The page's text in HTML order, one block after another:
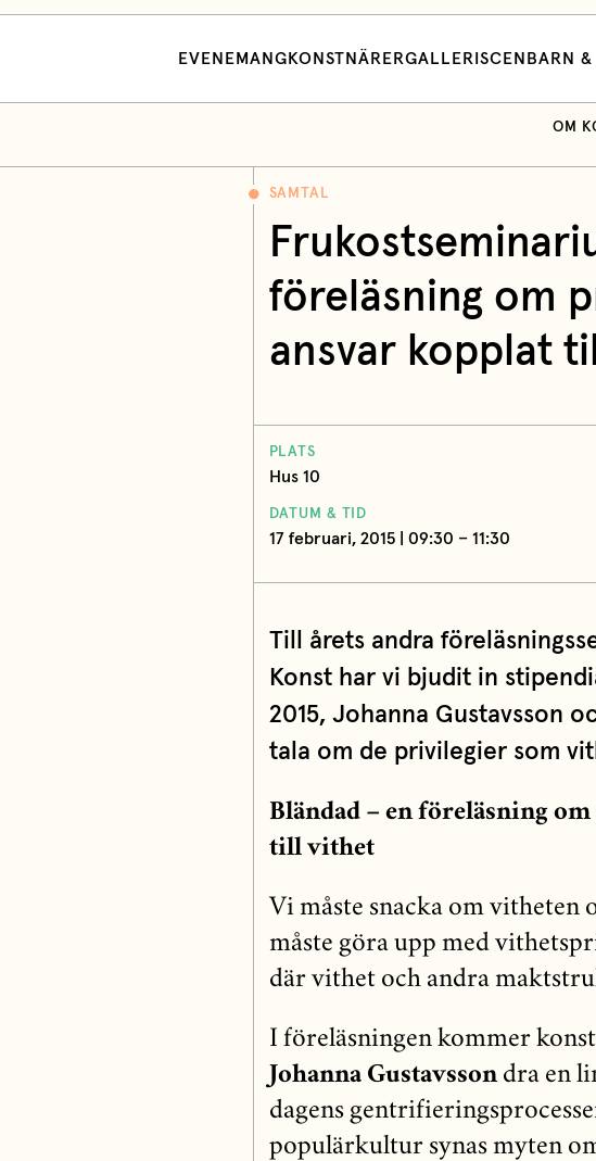
EVENEMANG KONSTNÄRERGALLERI SCEN BARN
OM
SAMTAL
föreläsning om
ansvar kopplat
PLATS
Hus 10
DATUM & TID
17 februari, 2015 | 09:30 – 11:30
Till årets andra
Konst har vi bjudit in
2015, Johanna Gustavsson
tala om de privilegier som
Bländad – en föreläsning
till vithet
Vi måste snacka om vitheten
måste göra upp med
där vithet och andra
I föreläsningen kommer
Johanna Gustavssondra en
dagens
populärkultur synas myten